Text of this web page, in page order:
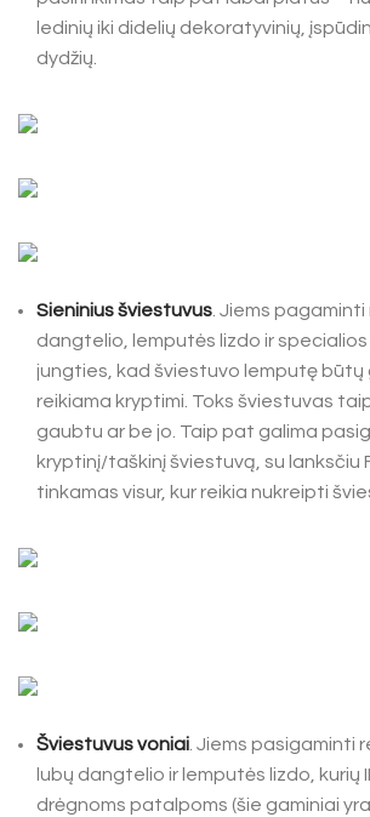
ledinių iki didelių dekoratyvinių,
dydžių.
Sieninius šviestuvus . Jiems
dangtelio, lemputės lizdo ir
jungties, kad šviestuvo lemputę būtų
reikiama kryptimi. Toks šviestuvas
gaubtu ar be jo. Taip pat galima
kryptinį/taškinį šviestuvą, su lanksčiu
tinkamas visur, kur reikia nukreipti
Šviestuvus voniai . Jiems pasigaminti
lubų dangtelio ir lemputės lizdo, kurių
drėgnoms patalpoms (šie gaminiai